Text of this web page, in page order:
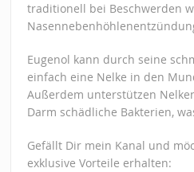
traditionell bei Beschwerden
Eugenol kann durch seine
einfach eine Nelke in den
Außerdem unterstützen
Darm schädliche Bakterien,
Gefällt Dir mein Kanal und
exklusive Vorteile erhalten: